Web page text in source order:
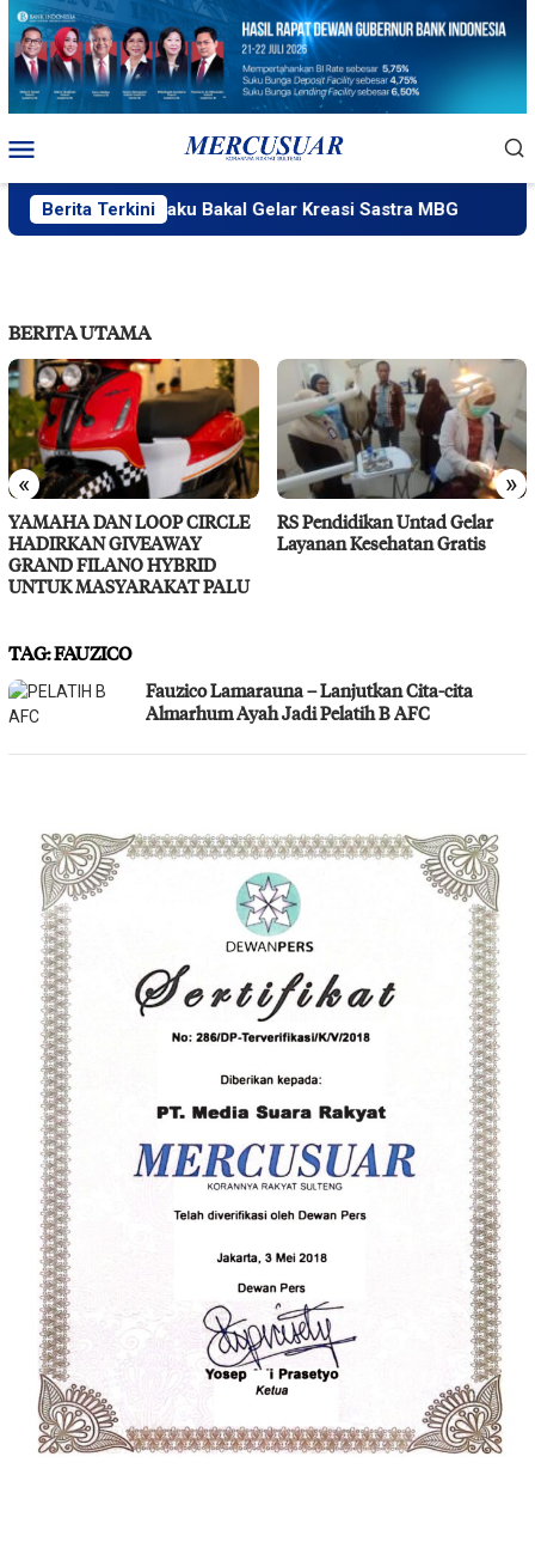
Loncat
konten
Mobile
Berita Terkini
Ngataku Bakal Gelar Kreasi Sastra MBG
BERITA UTAMA
« »
YAMAHA DAN LOOP CIRCLE
HADIRKAN GIVEAWAY
GRAND FILANO HYBRID
UNTUK MASYARAKAT PALU
RS Pendidikan Untad Gelar
Layanan Kesehatan Gratis
TAG:FAUZICO
Fauzico Lamarauna – Lanjutkan Cita-cita
Almarhum Ayah Jadi Pelatih B AFC